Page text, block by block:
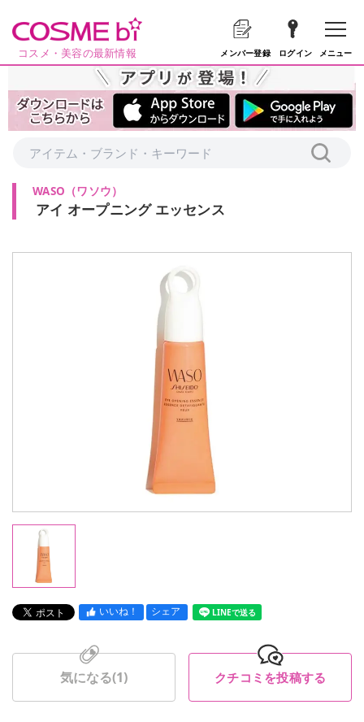
コスメ・美容の最新情報 メンバー登録 ログイン メニュー
WASO （ワソウ）
アイ オープニング エッセンス
いいね！ シェア LINEで送る
気になる(1) クチコミを投稿する